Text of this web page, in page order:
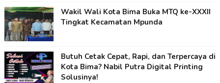
Wakil Wali Kota Bima Buka MTQ ke-XXXII
Tingkat Kecamatan Mpunda
Butuh Cetak Cepat, Rapi, dan Terpercaya di
Kota Bima? Nabil Putra Digital Printing
Solusinya!